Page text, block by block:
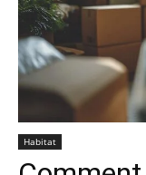
Habitat